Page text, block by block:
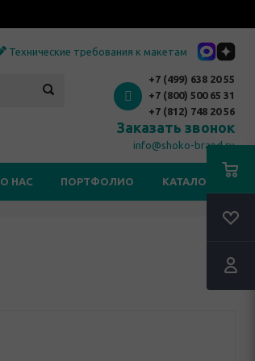
Технические требования к макетам
+7 (499) 638 20 55
+7 (800) 500 65 31
+7 (812) 748 20 56
Заказать звонок
info@shoko-brand.ru
О НАС ПОРТФОЛИО КАТАЛОГИ